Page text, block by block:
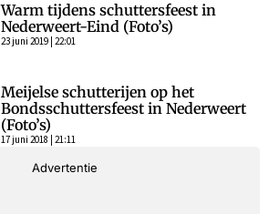
Warm tijdens schuttersfeest in
Nederweert-Eind (Foto’s)
23 juni 2019 | 22:01
Meijelse schutterijen op het
Bondsschuttersfeest in Nederweert
(Foto’s)
17 juni 2018 | 21:11
Advertentie